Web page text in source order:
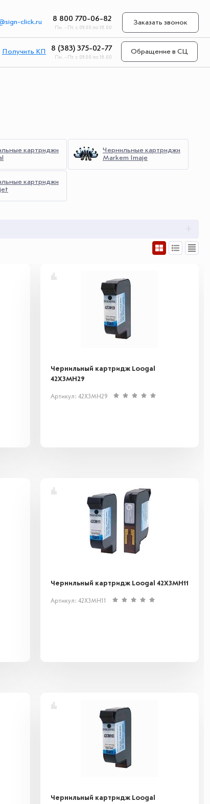
click.ru 8 800 770-06-82
Пн. - Пт. с 09.00 по 18.00
Заказать звонок
Получить КП 8 (383) 375-02-77
Пн. - Пт. с 09.00 по 18.00
Обращение в СЦ
картриджи
Чернильные картриджи
Markem Imaje
картриджи
Чернильный картридж Loogal
42X3MH29
Артикул: 42X3MH29
Чернильный картридж Loogal 42X3MH11
Артикул: 42X3MH11
Чернильный картридж Loogal